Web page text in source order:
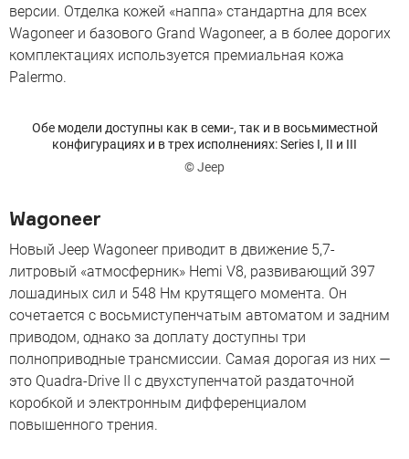
версии. Отделка кожей «наппа» стандартна для всех
Wagoneer и базового Grand Wagoneer, а в более дорогих
комплектациях используется премиальная кожа
Palermo.
Обе модели доступны как в семи-, так и в восьмиместной
конфигурациях и в трех исполнениях: Series I, II и III
© Jeep
Wagoneer
Новый Jeep Wagoneer приводит в движение 5,7-
литровый «атмосферник» Hemi V8, развивающий 397
лошадиных сил и 548 Нм крутящего момента. Он
сочетается с восьмиступенчатым автоматом и задним
приводом, однако за доплату доступны три
полноприводные трансмиссии. Самая дорогая из них —
это Quadra-Drive II с двухступенчатой раздаточной
коробкой и электронным дифференциалом
повышенного трения.